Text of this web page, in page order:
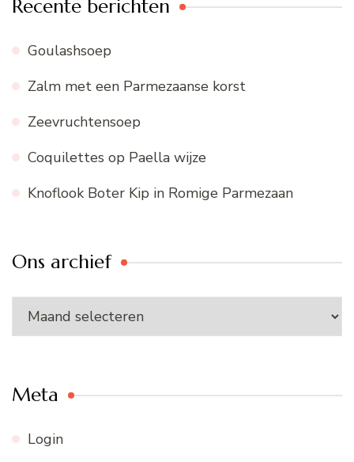
Recente berichten
Goulashsoep
Zalm met een Parmezaanse korst
Zeevruchtensoep
Coquilettes op Paella wijze
Knoflook Boter Kip in Romige Parmezaan
Ons archief
Ons
archief
Meta
Login